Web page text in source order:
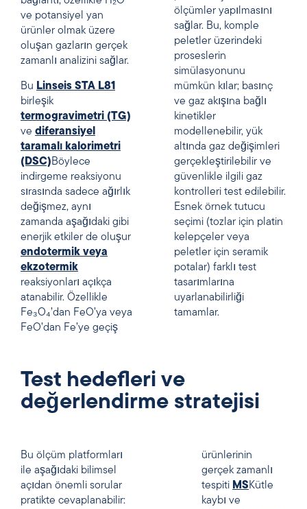
ve potansiyel yan
ürünler olmak üzere
oluşan gazların gerçek
zamanlı analizini sağlar.
Bu Linseis STA L81
birleşik
termogravimetri (TG)
ve diferansiyel
taramalı kalorimetri
(DSC)Böylece
indirgeme reaksiyonu
sırasında sadece ağırlık
değişmez, aynı
zamanda aşağıdaki gibi
enerjik etkiler de oluşur
endotermik veya
ekzotermik
reaksiyonları açıkça
atanabilir. Özellikle
Fe₃O₄’dan FeO’ya veya
FeO’dan Fe’ye geçiş
ölçümler yapılmasını
sağlar. Bu, komple
peletler üzerindeki
proseslerin
simülasyonunu
mümkün kılar; basınç
ve gaz akışına bağlı
kinetikler
modellenebilir, yük
altında gaz değişimleri
gerçekleştirilebilir ve
güvenlikle ilgili gaz
kontrolleri test edilebilir.
Esnek örnek tutucu
seçimi (tozlar için platin
kelepçeler veya
peletler için seramik
potalar) farklı test
tasarımlarına
uyarlanabilirliği
tamamlar.
Test hedefleri ve
değerlendirme stratejisi
Bu ölçüm platformları
ile aşağıdaki bilimsel
açıdan önemli sorular
pratikte cevaplanabilir:
ürünlerinin
gerçek zamanlı
tespiti MSKütle
kaybı ve